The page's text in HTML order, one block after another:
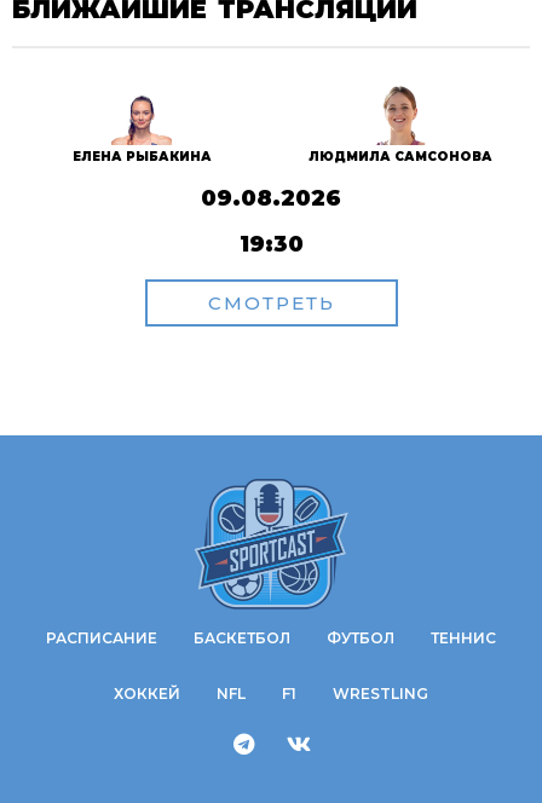
БЛИЖАЙШИЕ ТРАНСЛЯЦИИ
ЕЛЕНА РЫБАКИНА ЛЮДМИЛА САМСОНОВА
09.08.2026
19:30
СМОТРЕТЬ
РАСПИСАНИЕ БАСКЕТБОЛ ФУТБОЛ ТЕННИС
ХОККЕЙ NFL F1 WRESTLING